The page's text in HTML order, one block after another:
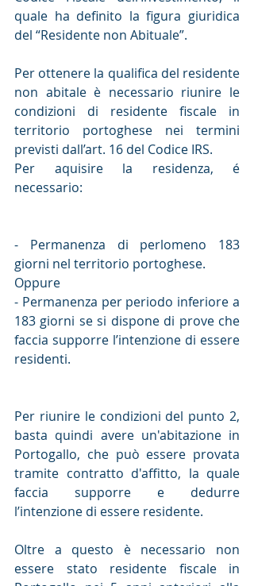
quale ha definito la figura giuridica
del “Residente non Abituale”.
Per ottenere la qualifica del residente
non abitale è necessario riunire le
condizioni di residente fiscale in
territorio portoghese nei termini
previsti dall’art. 16 del Codice IRS.
Per aquisire la residenza, é
necessario:
- Permanenza di perlomeno 183
giorni nel territorio portoghese.
Oppure
- Permanenza per periodo inferiore a
183 giorni se si dispone di prove che
faccia supporre l’intenzione di essere
residenti.
Per riunire le condizioni del punto 2,
basta quindi avere un'abitazione in
Portogallo, che può essere provata
tramite contratto d'affitto, la quale
faccia supporre e dedurre
l’intenzione di essere residente.
Oltre a questo è necessario non
essere stato residente fiscale in